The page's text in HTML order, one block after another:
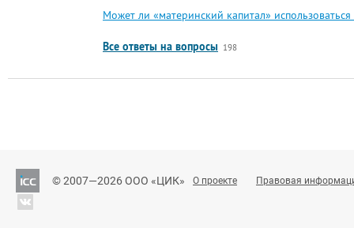
Может ли «материнский капитал»
Все ответы на вопросы 198
© 2007—2026 ООО «ЦИК» О проекте Правовая